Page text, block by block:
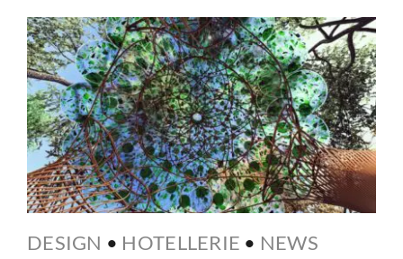
DESIGN • HOTELLERIE • NEWS